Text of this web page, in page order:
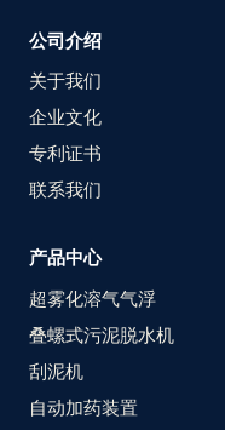
公司介绍
关于我们
企业文化
专利证书
联系我们
产品中心
超雾化溶气气浮
叠螺式污泥脱水机
刮泥机
自动加药装置